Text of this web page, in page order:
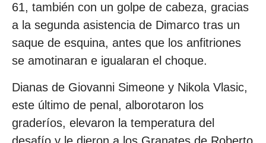
61, también con un golpe de cabeza, gracias
a la segunda asistencia de Dimarco tras un
saque de esquina, antes que los anfitriones
se amotinaran e igualaran el choque.
Dianas de Giovanni Simeone y Nikola Vlasic,
este último de penal, alborotaron los
graderíos, elevaron la temperatura del